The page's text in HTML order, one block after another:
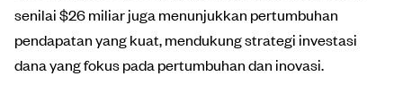
senilai $26 miliar juga menunjukkan pertumbuhan
pendapatan yang kuat, mendukung strategi investasi
dana yang fokus pada pertumbuhan dan inovasi.